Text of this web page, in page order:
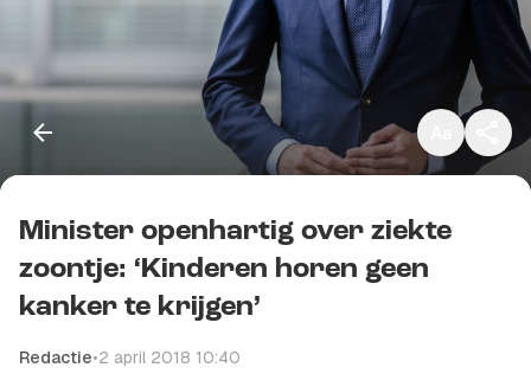
Klein
Standaard
Groot
Kopieer link
Minister openhartig over ziekte
zoontje: ‘Kinderen horen geen
kanker te krijgen’
Redactie•2 april 2018 10:40